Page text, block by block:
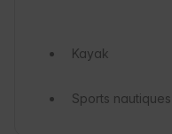
Kayak
Sports nautiques